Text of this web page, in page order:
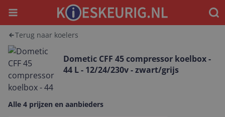
Menu
Terug naar koelers
Dometic CFF 45 compressor koelbox -
44 L - 12/24/230v - zwart/grijs
Alle 4 prijzen en aanbieders